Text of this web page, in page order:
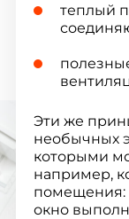
теплый
Эти же
необычных
которыми
например,
помещения:
окно